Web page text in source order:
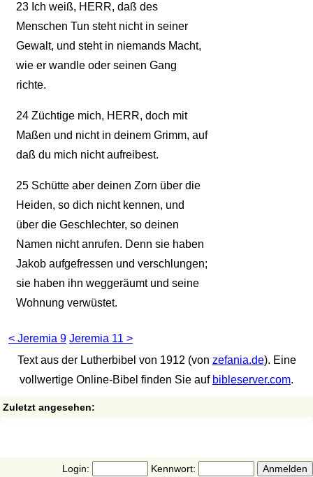
23Ich weiß, HERR, daß des
Menschen Tun steht nicht in seiner
Gewalt, und steht in niemands Macht,
wie er wandle oder seinen Gang
richte.
24Züchtige mich, HERR, doch mit
Maßen und nicht in deinem Grimm, auf
daß du mich nicht aufreibest.
25Schütte aber deinen Zorn über die
Heiden, so dich nicht kennen, und
über die Geschlechter, so deinen
Namen nicht anrufen. Denn sie haben
Jakob aufgefressen und verschlungen;
sie haben ihn weggeräumt und seine
Wohnung verwüstet.
< Jeremia 9 Jeremia 11 >
Text aus der Lutherbibel von 1912 (von zefania.de). Eine
vollwertige Online-Bibel finden Sie auf bibleserver.com.
Zuletzt angesehen:
Login:
Kennwort: